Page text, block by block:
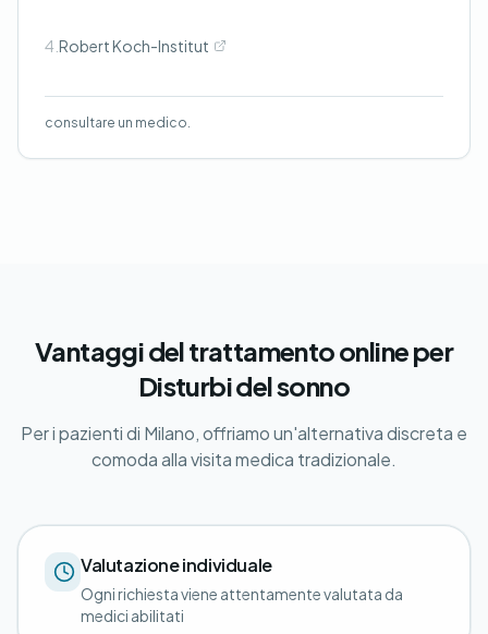
4. Robert Koch-Institut
consultare un medico.
Vantaggi del trattamento online per
Disturbi del sonno
Per i pazienti di Milano, offriamo un'alternativa discreta e
comoda alla visita medica tradizionale.
Valutazione individuale
Ogni richiesta viene attentamente valutata da
medici abilitati